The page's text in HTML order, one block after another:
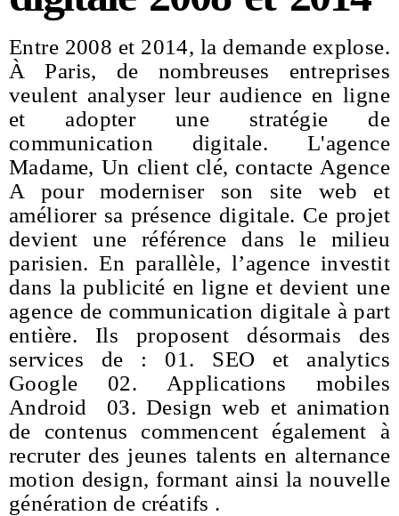
Entre 2008 et 2014, la demande explose.
À Paris, de nombreuses entreprises
veulent analyser leur audience en ligne
et adopter une stratégie de
communication digitale. L'agence
Madame, Un client clé, contacte Agence
A pour moderniser son site web et
améliorer sa présence digitale. Ce projet
devient une référence dans le milieu
parisien. En parallèle, l’agence investit
dans la publicité en ligne et devient une
agence de communication digitale à part
entière. Ils proposent désormais des
services de : 01. SEO et analytics
Google 02. Applications mobiles
Android 03. Design web et animation
de contenus commencent également à
recruter des jeunes talents en alternance
motion design, formant ainsi la nouvelle
génération de créatifs .